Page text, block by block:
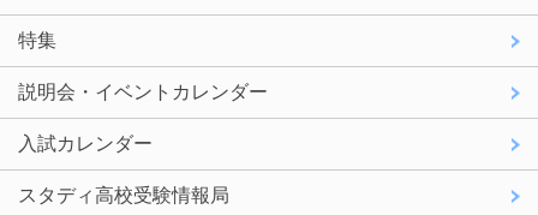
特集
説明会・イベントカレンダー
入試カレンダー
スタディ高校受験情報局